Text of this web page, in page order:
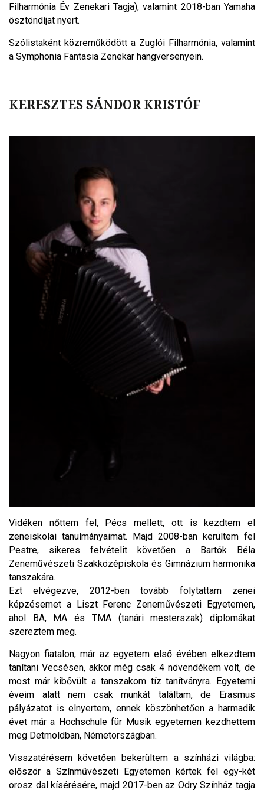
Filharmónia Év Zenekari Tagja), valamint 2018-ban Yamaha
ösztöndíjat nyert.
Szólistaként közreműködött a Zuglói Filharmónia, valamint
a Symphonia Fantasia Zenekar hangversenyein.
KERESZTES SÁNDOR KRISTÓF
Vidéken nőttem fel, Pécs mellett, ott is kezdtem el
zeneiskolai tanulmányaimat. Majd 2008-ban kerültem fel
Pestre, sikeres felvételit követően a Bartók Béla
Zeneművészeti Szakközépiskola és Gimnázium harmonika
tanszakára.
Ezt elvégezve, 2012-ben tovább folytattam zenei
képzésemet a Liszt Ferenc Zeneművészeti Egyetemen,
ahol BA, MA és TMA (tanári mesterszak) diplomákat
szereztem meg.
Nagyon fiatalon, már az egyetem első évében elkezdtem
tanítani Vecsésen, akkor még csak 4 növendékem volt, de
most már kibővült a tanszakom tíz tanítványra. Egyetemi
éveim alatt nem csak munkát találtam, de Erasmus
pályázatot is elnyertem, ennek köszönhetően a harmadik
évet már a Hochschule für Musik egyetemen kezdhettem
meg Detmoldban, Németországban.
Visszatérésem követően bekerültem a színházi világba:
először a Színművészeti Egyetemen kértek fel egy-két
orosz dal kísérésére, majd 2017-ben az Odry Színház tagja